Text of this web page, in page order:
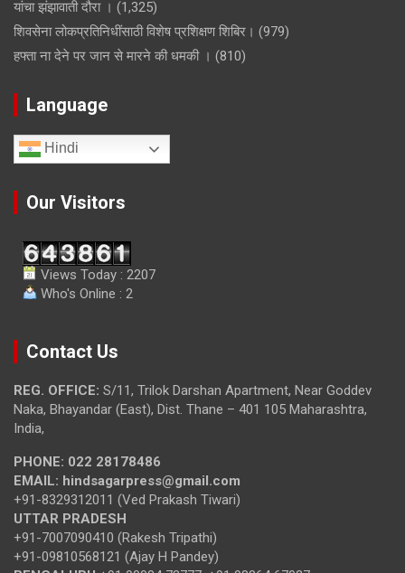
यांचा झंझावाती दौरा । (1,325)
शिवसेना लोकप्रतिनिधींसाठी विशेष प्रशिक्षण शिबिर। (979)
हफ्ता ना देने पर जान से मारने की धमकी । (810)
Language
Hindi
Our Visitors
Views Today : 2207
Who's Online : 2
Contact Us
REG. OFFICE: S/11, Trilok Darshan Apartment, Near Goddev
Naka, Bhayandar (East), Dist. Thane – 401 105 Maharashtra,
India,
PHONE: 022 28178486
EMAIL: hindsagarpress@gmail.com
+91-8329312011 (Ved Prakash Tiwari)
UTTAR PRADESH
+91-7007090410 (Rakesh Tripathi)
+91-09810568121 (Ajay H Pandey)